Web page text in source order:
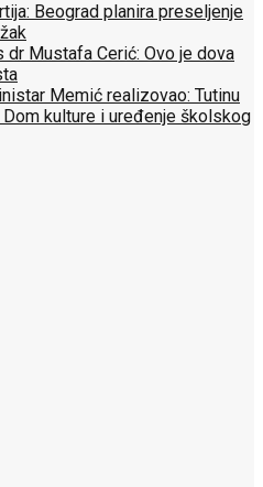
Beograd planira preseljenje
Mustafa Cerić: Ovo je dova
Memić realizovao: Tutinu
kulture i uređenje školskog